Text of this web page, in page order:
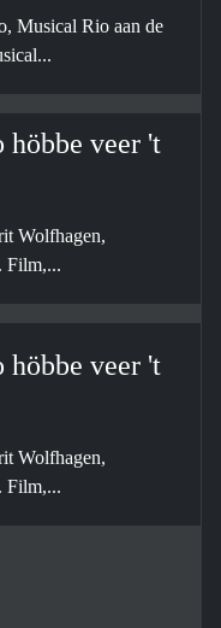
Musical Rio aan de
höbbe veer 't
Wolfhagen,
Film,...
höbbe veer 't
Wolfhagen,
Film,...